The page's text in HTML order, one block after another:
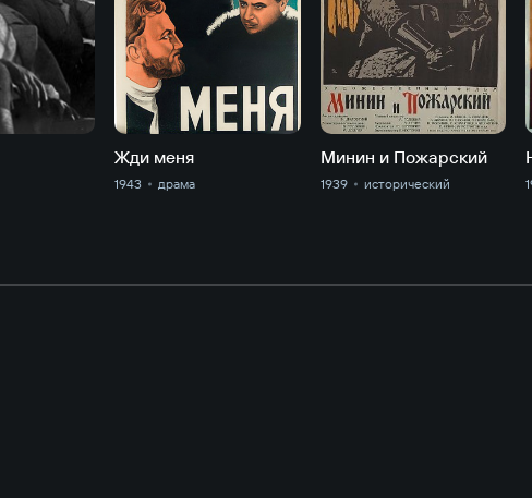
Жди меня
1943 драма
Минин и Пожарский
1939 исторический